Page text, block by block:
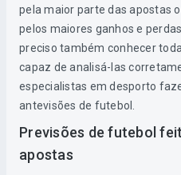
pela maior parte das apostas
pelos maiores ganhos e
preciso também conhecer
capaz de analisá-las
especialistas em desporto
antevisões de futebol.
Previsões de futebol
apostas